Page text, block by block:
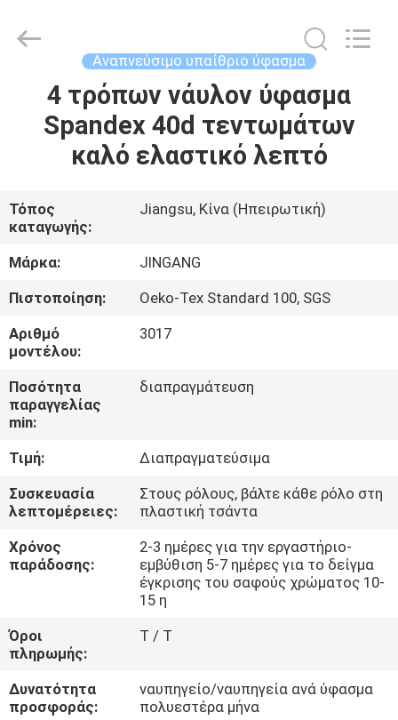
ΣΠΊΤΙ
ΠΡΟΪΌΝΤΑ
ΠΕΡΊΠΟΥ
ΕΜΕΊΣ
ΓΎΡΟΣ
ΕΡΓΟΣΤΑΣΊΩΝ
ΠΟΙΟΤΙΚΌΣ
ΈΛΕΓΧΟΣ
ΜΑΣ
ΕΛΆΤΕ
ΕΠΑΦΉ
ΕΙΔΉΣΕΙΣ
ΠΕΡΙΠΤΏΣΕΙΣ
Textile
Co.,Ltd.
Αναπνεύσιμο υπαίθριο ύφασμα
4 τρόπων νάυλον ύφασμα
Spandex 40d τεντωμάτων
καλό ελαστικό λεπτό
Τόπος
καταγωγής:
Jiangsu, Κίνα (Ηπειρωτική)
Μάρκα:
JINGANG
Πιστοποίηση:
Oeko-Tex Standard 100, SGS
Αριθμό
μοντέλου:
3017
Ποσότητα
παραγγελίας
min:
διαπραγμάτευση
Τιμή:
Διαπραγματεύσιμα
Συσκευασία
λεπτομέρειες:
Στους ρόλους, βάλτε κάθε ρόλο στη
πλαστική τσάντα
Χρόνος
παράδοσης:
2-3 ημέρες για την εργαστήριο-
εμβύθιση 5-7 ημέρες για το δείγμα
έγκρισης του σαφούς χρώματος 10-
15 η
Όροι
πληρωμής:
T / T
Δυνατότητα
προσφοράς:
ναυπηγείο/ναυπηγεία ανά ύφασμα
πολυεστέρα μήνα